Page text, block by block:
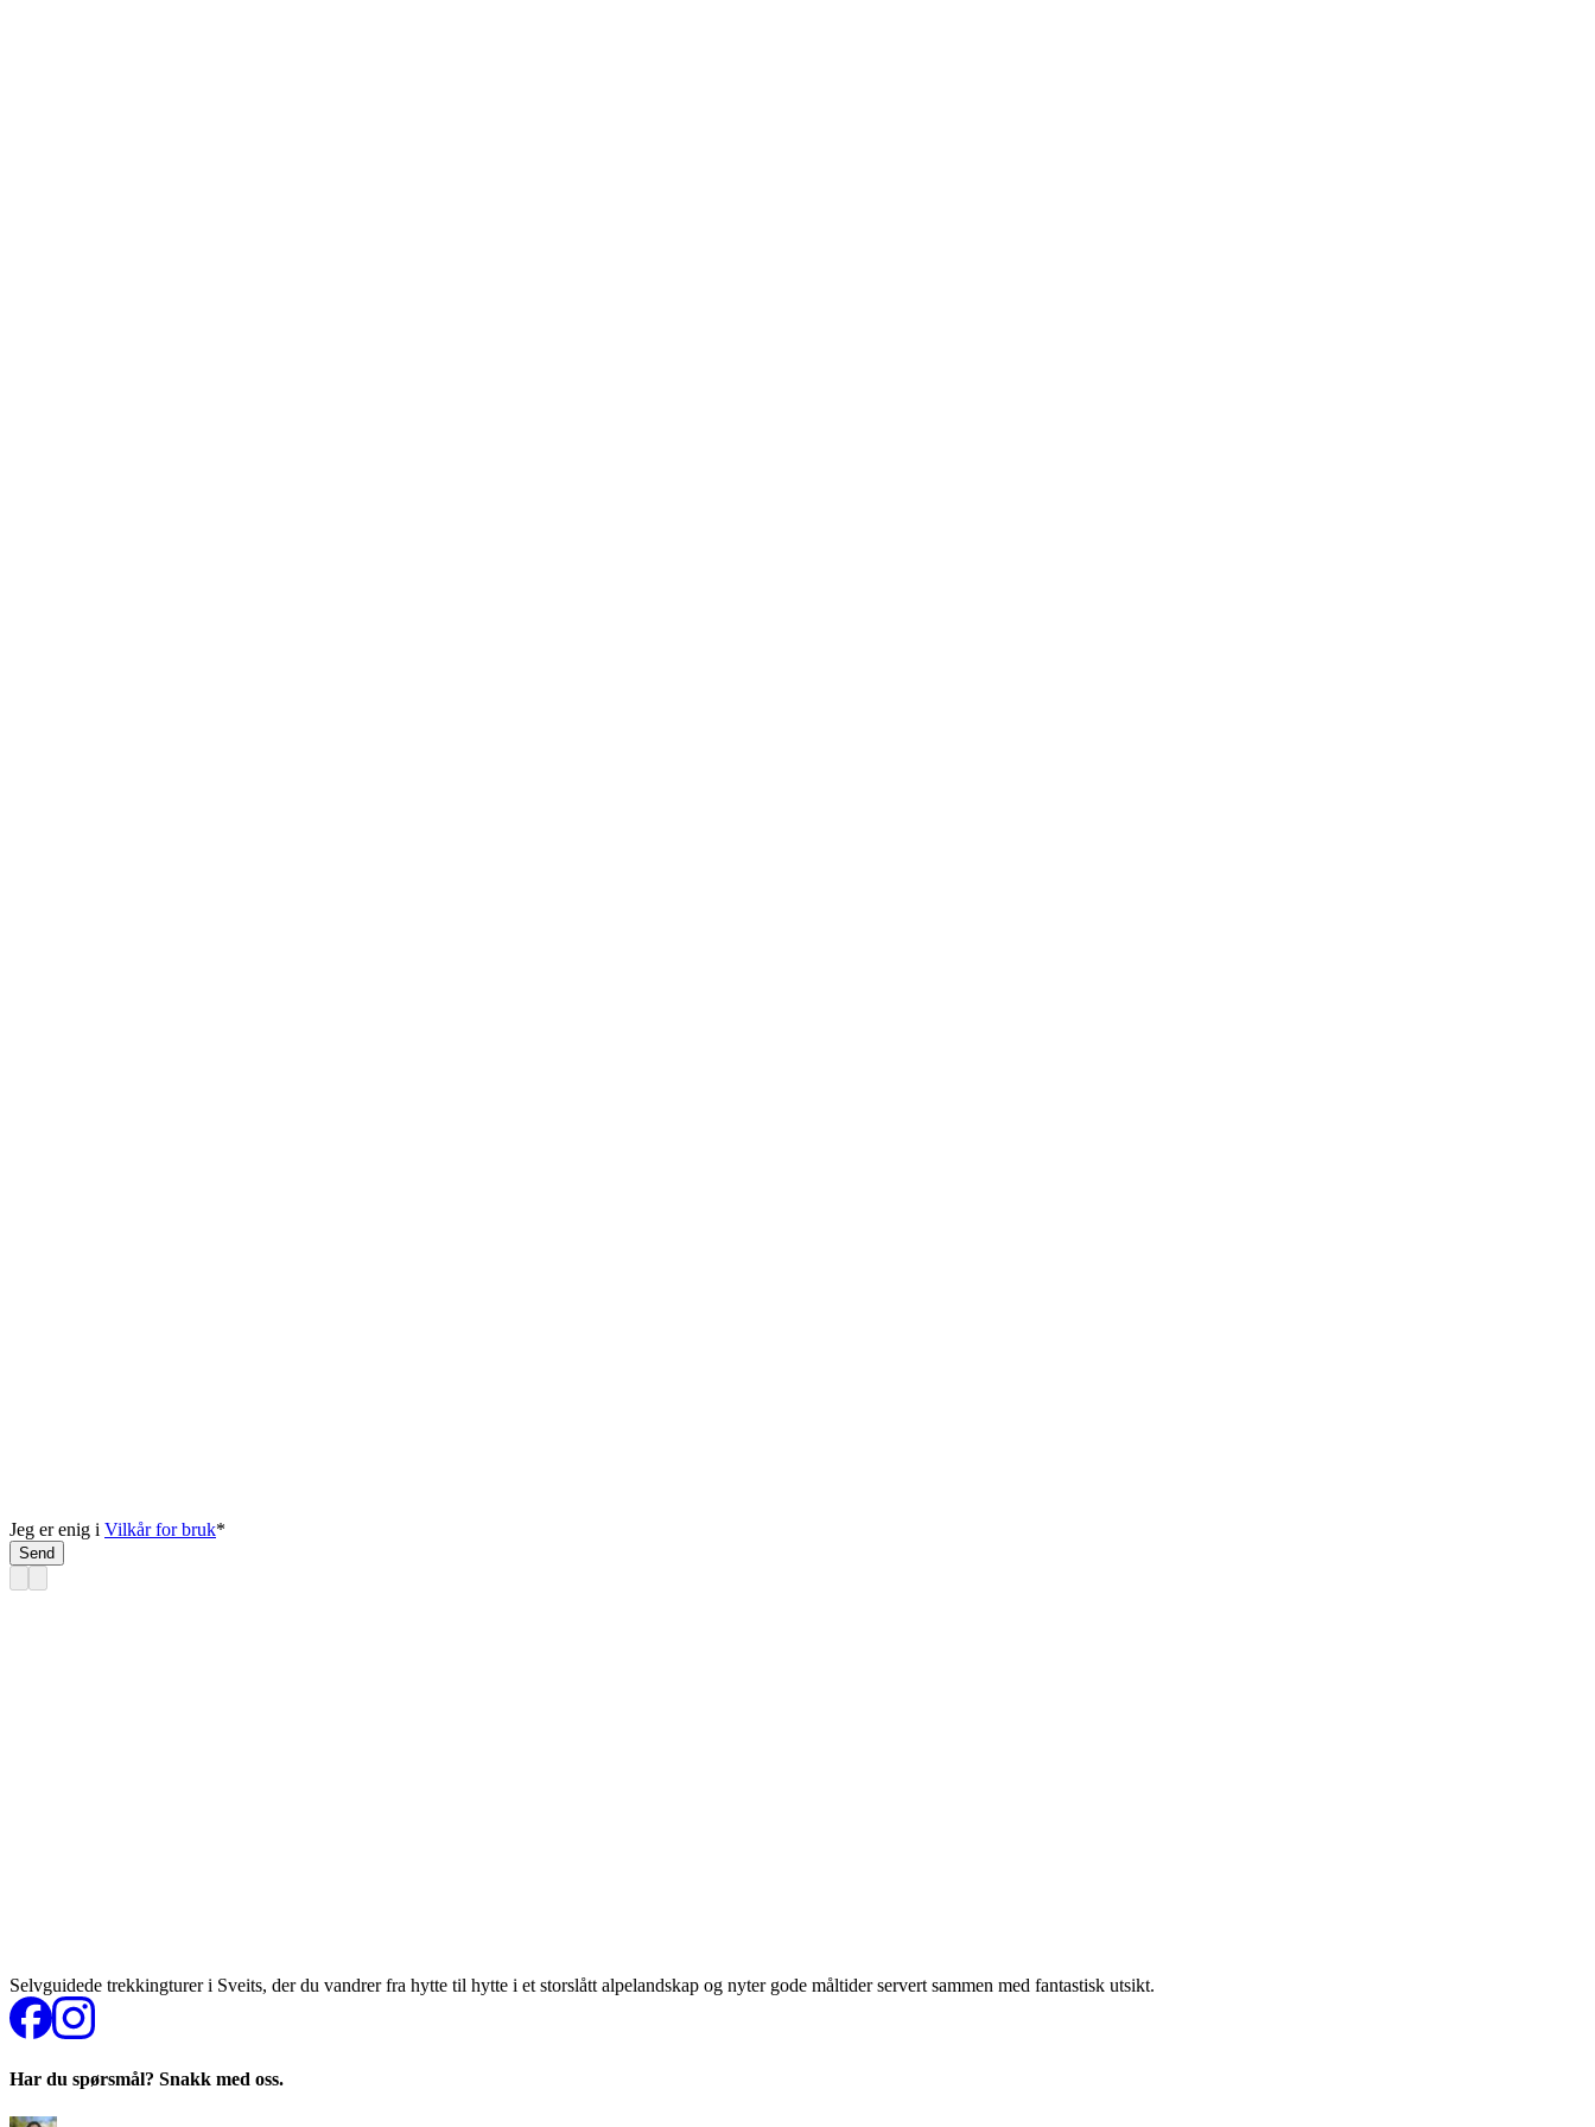
Jeg er enig i Vilkår for bruk*
Send
Selvguidede trekkingturer i Sveits, der du vandrer fra hytte til hytte i et storslått alpelandskap og nyter gode måltider servert sammen med fantastisk utsikt.
Har du spørsmål? Snakk med oss.